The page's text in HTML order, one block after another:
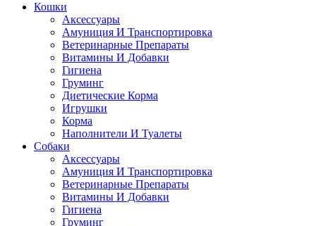
Кошки
Аксессуары
Амуниция И Транспортировка
Ветеринарные Препараты
Витамины И Добавки
Гигиена
Груминг
Диетические Корма
Игрушки
Корма
Наполнители И Туалеты
Собаки
Аксессуары
Амуниция И Транспортировка
Ветеринарные Препараты
Витамины И Добавки
Гигиена
Груминг